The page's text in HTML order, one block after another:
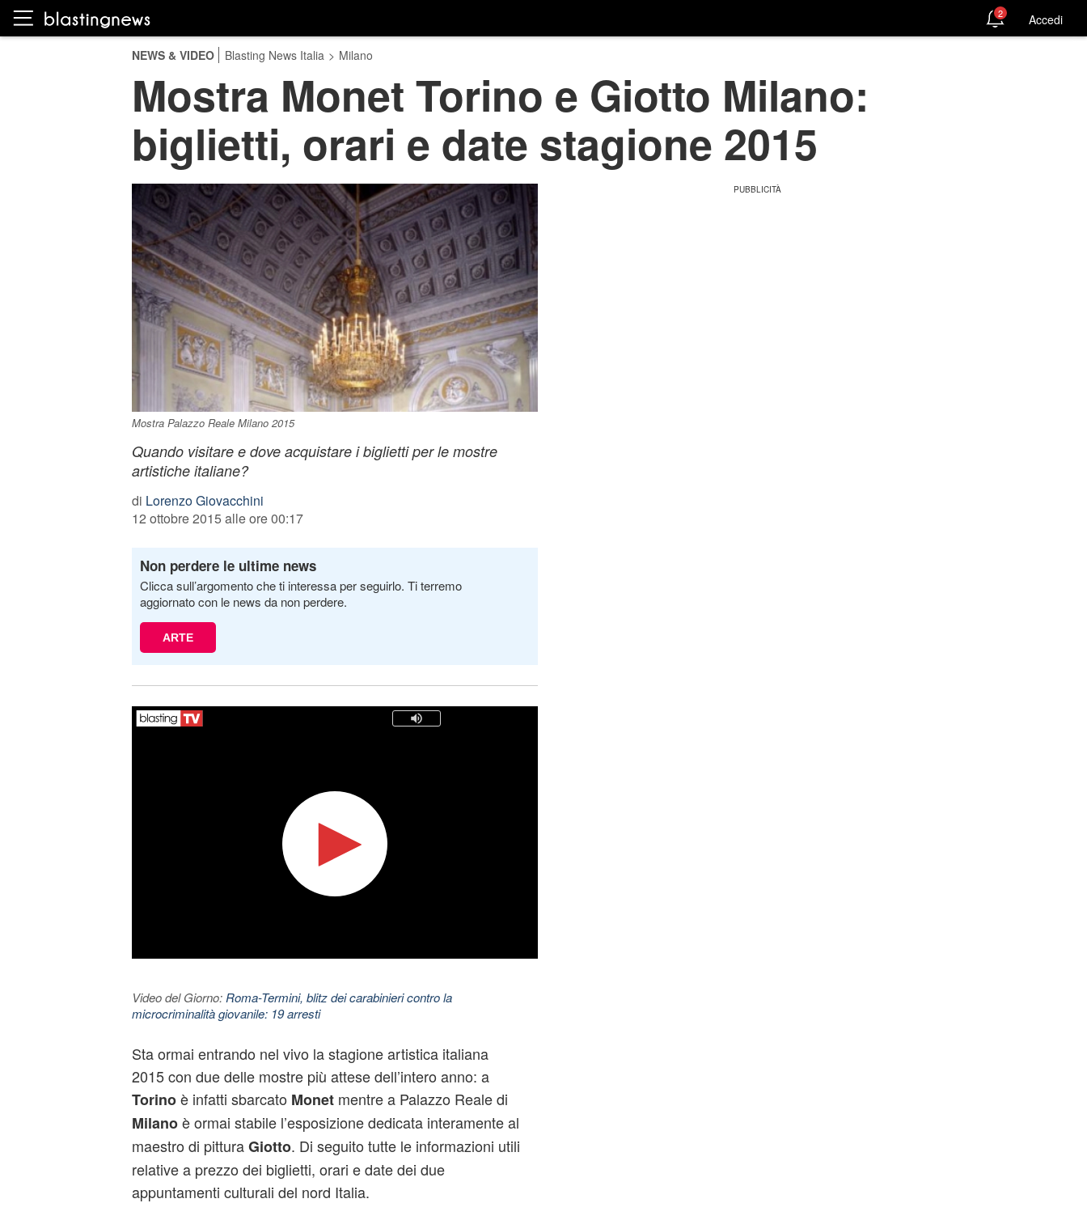
2 Accedi
NEWS & VIDEO Blasting News Italia > Milano
Mostra Monet Torino e Giotto Milano:
biglietti, orari e date stagione 2015
Mostra Palazzo Reale Milano 2015
Quando visitare e dove acquistare i biglietti per le mostre
artistiche italiane?
di Lorenzo Giovacchini
12 ottobre 2015 alle ore 00:17
Non perdere le ultime news
Clicca sull’argomento che ti interessa per seguirlo. Ti terremo
aggiornato con le news da non perdere.
ARTE
Video del Giorno: Roma-Termini, blitz dei carabinieri contro la
microcriminalità giovanile: 19 arresti
Sta ormai entrando nel vivo la stagione artistica italiana
2015 con due delle mostre più attese dell’intero anno: a
Torinoè infatti sbarcato Monetmentre a Palazzo Reale di
Milanoè ormai stabile l’esposizione dedicata interamente al
maestro di pitturaGiotto. Di seguito tutte le informazioni utili
relative a prezzo dei biglietti, orari e date dei due
appuntamenti culturali del nord Italia.